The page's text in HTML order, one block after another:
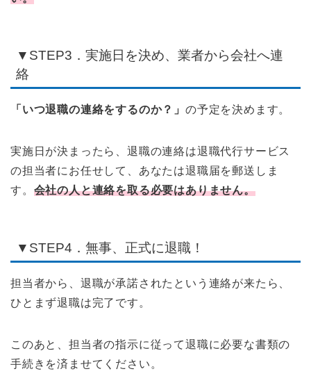
▼STEP3．実施日を決め、業者から会社へ連
絡
「いつ退職の連絡をするのか？」 の予定を決めます。
実施日が決まったら、退職の連絡は退職代行サービス
の担当者にお任せして、あなたは退職届を郵送しま
す。 会社の人と連絡を取る必要はありません。
▼STEP4．無事、正式に退職！
担当者から、退職が承諾されたという連絡が来たら、
ひとまず退職は完了です。
このあと、担当者の指示に従って退職に必要な書類の
手続きを済ませてください。